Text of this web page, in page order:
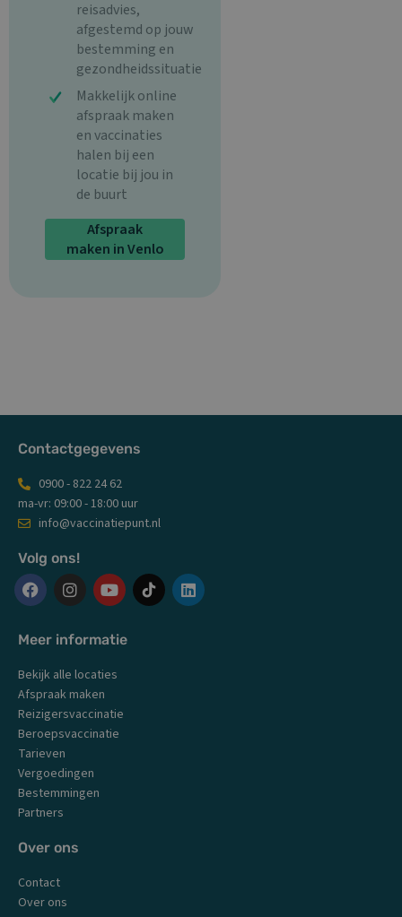
reisadvies,
afgestemd op jouw
bestemming en
gezondheidssituatie
Makkelijk online
afspraak maken
en vaccinaties
halen bij een
locatie bij jou in
de buurt
Afspraak
maken in Venlo
Contactgegevens
0900 - 822 24 62
ma-vr: 09:00 - 18:00 uur
info@vaccinatiepunt.nl
Volg ons!
F
c
e
b
o
o
k
I
s
t
a
g
r
a
m
Y
u
t
b
L
Meer informatie
Bekijk alle locaties
Afspraak maken
Reizigersvaccinatie
Beroepsvaccinatie
Tarieven
Vergoedingen
Bestemmingen
Partners
Over ons
Contact
Over ons